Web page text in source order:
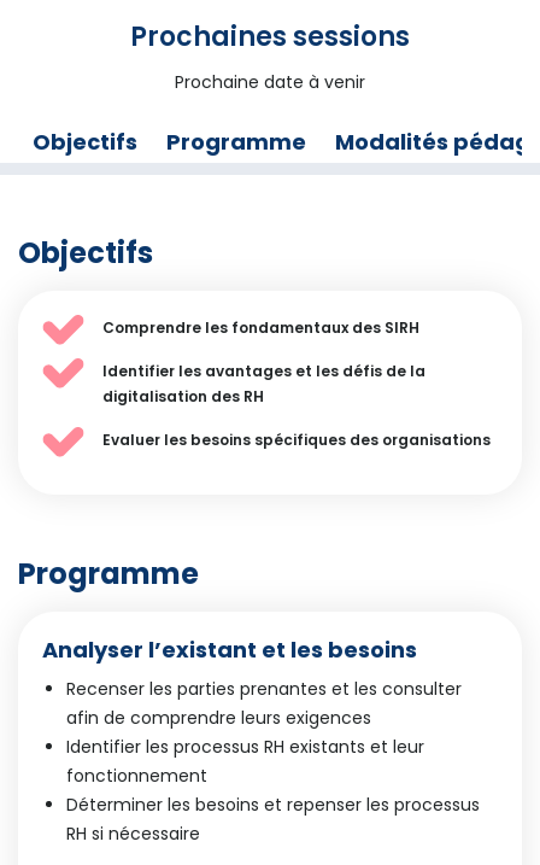
Prochaines sessions
Prochaine date à venir
Objectifs Programme Modalités
Objectifs
Comprendre les fondamentaux des SIRH
Identifier les avantages et les défis de la
digitalisation des RH
Evaluer les besoins spécifiques des organisations
Programme
Analyser l’existant et les besoins
Recenser les parties prenantes et les consulter
afin de comprendre leurs exigences
Identifier les processus RH existants et leur
fonctionnement
Déterminer les besoins et repenser les processus
RH si nécessaire